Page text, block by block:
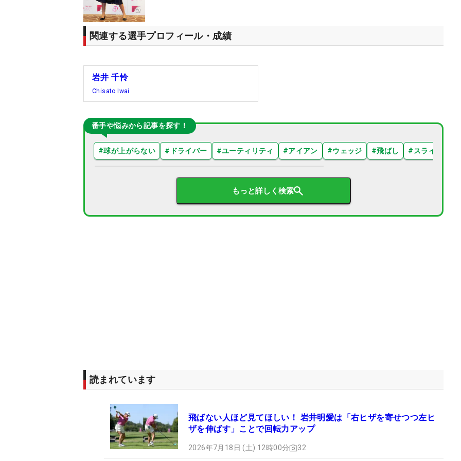
関連する選手プロフィール・成績
岩井 千怜
Chisato Iwai
番手や悩みから記事を探す！
#球が上がらない # ドライバー #ユーティリティ #アイアン #ウェッジ #飛ばし # スライス
もっと詳しく検索
読まれています
飛ばない人ほど見てほしい！ 岩井明愛は「右ヒザを寄せつつ左ヒ
ザを伸ばす」ことで回転力アップ
2026年7月18日 (土) 12時00分 32